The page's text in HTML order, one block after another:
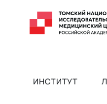
ИНСТИТУТ